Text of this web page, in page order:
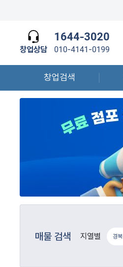
창업상담
1644-3020
010-4141-0199
창업검색
매물 검색 지열별